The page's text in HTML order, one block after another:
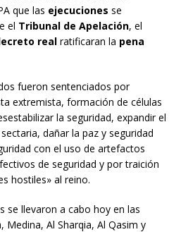
que las ejecuciones se
el Tribunal de Apelación, el
real ratificaran la pena
fueron sentenciados por
extremista, formación de células
la seguridad, expandir el
dañar la paz y seguridad
con el uso de artefactos
de seguridad y por traición
hostiles» al reino.
se llevaron a cabo hoy en las
Medina, Al Sharqia, Al Qasim y